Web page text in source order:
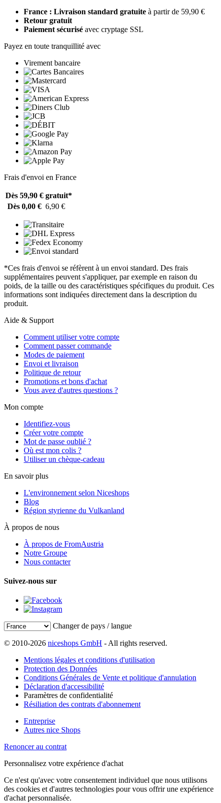
France : Livraison standard gratuite à partir de 59,90 €
Retour gratuit
Paiement sécurisé avec cryptage SSL
Payez en toute tranquillité avec
Virement bancaire
Frais d'envoi en France
Dès 59,90 € gratuit*
Dès 0,00 € 6,90 €
*Ces frais d'envoi se réfèrent à un envoi standard. Des frais
supplémentaires peuvent s'appliquer, par exemple en raison du
poids, de la taille ou des caractéristiques spécifiques du produit. Ces
informations sont indiquées directement dans la description du
produit.
Aide & Support
Comment utiliser votre compte
Comment passer commande
Modes de paiement
Envoi et livraison
Politique de retour
Promotions et bons d'achat
Vous avez d'autres questions ?
Mon compte
Identifiez-vous
Créer votre compte
Mot de passe oublié ?
Où est mon colis ?
Utiliser un chèque-cadeau
En savoir plus
L'environnement selon Niceshops
Blog
Région styrienne du Vulkanland
À propos de nous
À propos de FromAustria
Notre Groupe
Nous contacter
Suivez-nous sur
Changer de pays / langue
© 2010-2026 niceshops GmbH - All rights reserved.
Mentions légales et conditions d'utilisation
Protection des Données
Conditions Générales de Vente et politique d'annulation
Déclaration d'accessibilité
Paramètres de confidentialité
Résiliation des contrats d'abonnement
Entreprise
Autres nice Shops
Renoncer au contrat
Personnalisez votre expérience d'achat
Ce n'est qu'avec votre consentement individuel que nous utilisons
des cookies et d'autres technologies pour vous offrir une expérience
d'achat personnalisée.